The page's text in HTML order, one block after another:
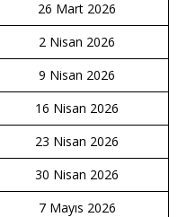
26 Mart 2026
2 Nisan 2026
9 Nisan 2026
16 Nisan 2026
23 Nisan 2026
30 Nisan 2026
7 Mayıs 2026